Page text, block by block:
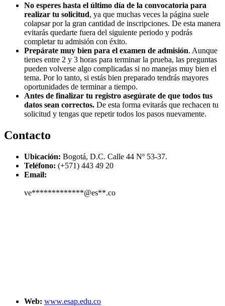
No esperes hasta el último día de la convocatoria para
realizar tu solicitud, ya que muchas veces la página suele
colapsar por la gran cantidad de inscripciones. De esta manera
evitarás quedarte fuera del siguiente periodo y podrás
completar tu admisión con éxito.
Prepárate muy bien para el examen de admisión. Aunque
tienes entre 2 y 3 horas para terminar la prueba, las preguntas
pueden volverse algo complicadas si no manejas muy bien el
tema. Por lo tanto, si estás bien preparado tendrás mayores
oportunidades de terminar a tiempo.
Antes de finalizar tu registro asegúrate de que todos tus
datos sean correctos. De esta forma evitarás que rechacen tu
solicitud y tengas que repetir todos los pasos nuevamente.
Contacto
Ubicación: Bogotá, D.C. Calle 44 Nº 53-37.
Teléfono: (+571) 443 49 20
Email:
ve*************@es**.co
Web: www.esap.edu.co